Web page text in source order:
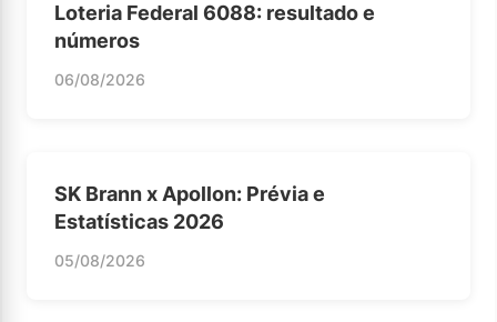
Loteria Federal 6088: resultado e
números
06/08/2026
SK Brann x Apollon: Prévia e
Estatísticas 2026
05/08/2026